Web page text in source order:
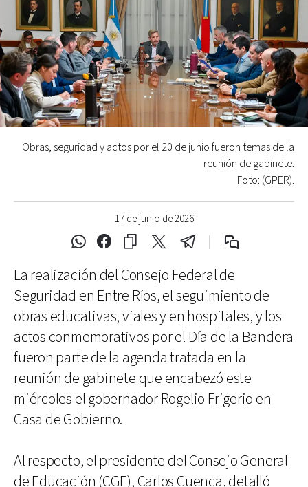
17 de junio de 2026
Obras, seguridad y actos por el 20 de junio fueron temas de la
reunión de gabinete.
Foto: (GPER).
La realización del Consejo Federal de
Seguridad en Entre Ríos, el seguimiento de
obras educativas, viales y en hospitales, y los
actos conmemorativos por el Día de la Bandera
fueron parte de la agenda tratada en la
reunión de gabinete que encabezó este
miércoles el gobernador Rogelio Frigerio en
Casa de Gobierno.
Al respecto, el presidente del Consejo General
de Educación (CGE), Carlos Cuenca, detalló